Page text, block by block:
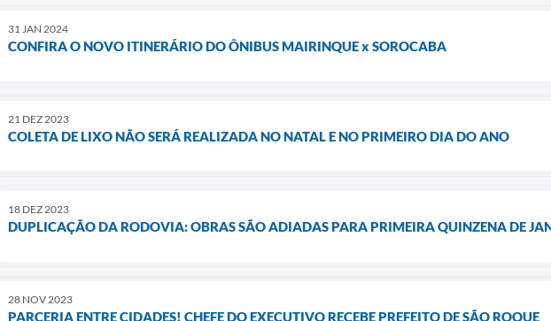
31 JAN 2024
CONFIRA O NOVO ITINERÁRIO DO ÔNIBUS MAIRINQUE x SOROCABA
21 DEZ 2023
COLETA DE LIXO NÃO SERÁ REALIZADA NO NATAL E NO PRIMEIRO DIA DO ANO
18 DEZ 2023
DUPLICAÇÃO DA RODOVIA: OBRAS SÃO ADIADAS PARA PRIMEIRA QUINZENA DE
28 NOV 2023
PARCERIA ENTRE CIDADES! CHEFE DO EXECUTIVO RECEBE PREFEITO DE SÃO ROQUE